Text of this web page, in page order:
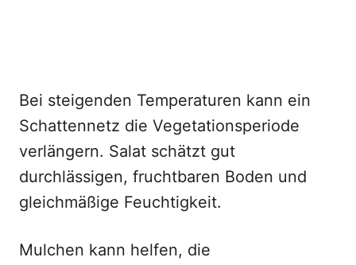
Bei steigenden Temperaturen kann ein
Schattennetz die Vegetationsperiode
verlängern. Salat schätzt gut
durchlässigen, fruchtbaren Boden und
gleichmäßige Feuchtigkeit.
Mulchen kann helfen, die